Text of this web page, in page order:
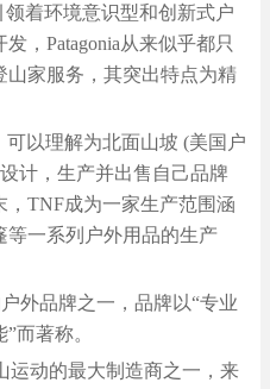
领着环境意识型和创新式户
，Patagonia从来似乎都只
山家服务，其突出特点为精
可以理解为北面山坡 (美国户
计，生产并出售自己品牌
，TNF成为一家生产范围涵
等一系列户外用品的生产
外品牌之一，品牌以“专业
而著称。
运动的最大制造商之一，来